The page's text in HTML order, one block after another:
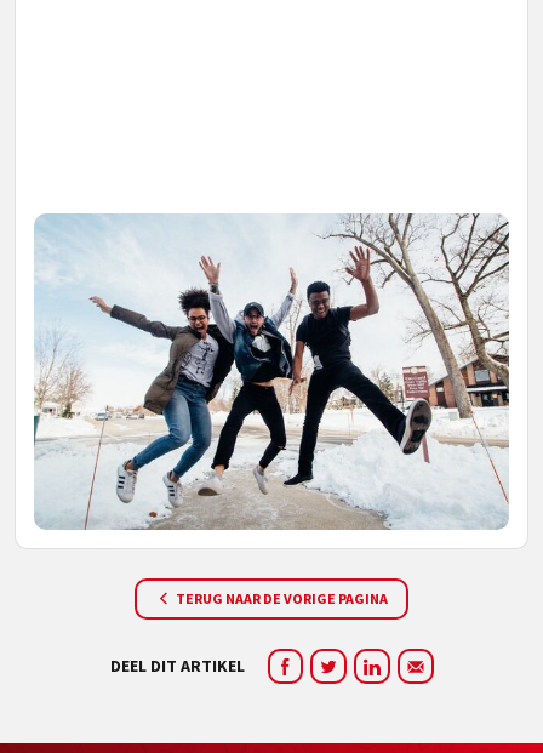
TERUG NAAR DE VORIGE PAGINA
DEEL DIT ARTIKEL